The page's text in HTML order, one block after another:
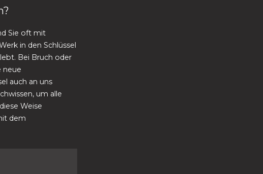
Sie oft mit
in den Schlüssel
Bei Bruch oder
neue
auch an uns
um alle
Weise
dem